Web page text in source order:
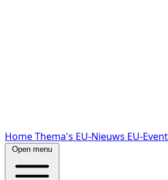
HomeThema's EU-Nieuws EU-
Open menu